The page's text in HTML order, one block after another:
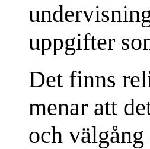
uppgifter
Det finns
menar att
och